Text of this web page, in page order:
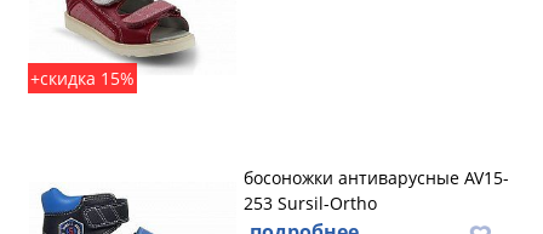
+скидка 15%
босоножки антиварусные AV15-
253 Sursil-Ortho